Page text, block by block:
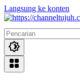
Langsung ke konten